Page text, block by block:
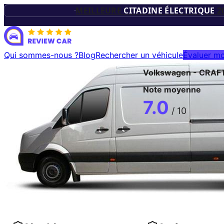
TROPHÉES
MEILLEURE CITADINE ÉLECTRIQUE
Qui sommes-nous ?BlogRechercher un véhiculeÉvaluer
Volkswagen-
Note moyenne
7.0 / 10